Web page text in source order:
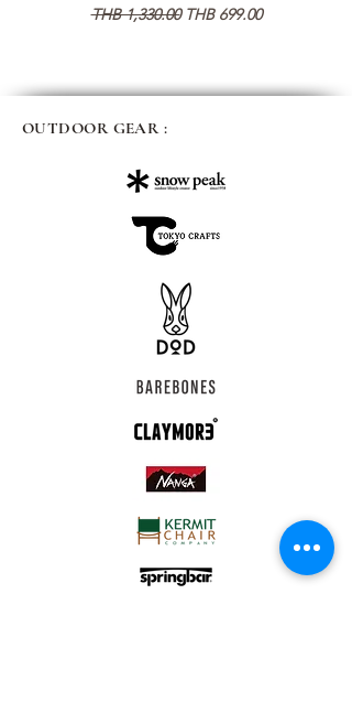
일반가
THB 1,330.00 할인가
THB 699.00
OUTDOOR GEAR :